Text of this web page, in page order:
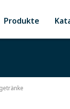
Produkte